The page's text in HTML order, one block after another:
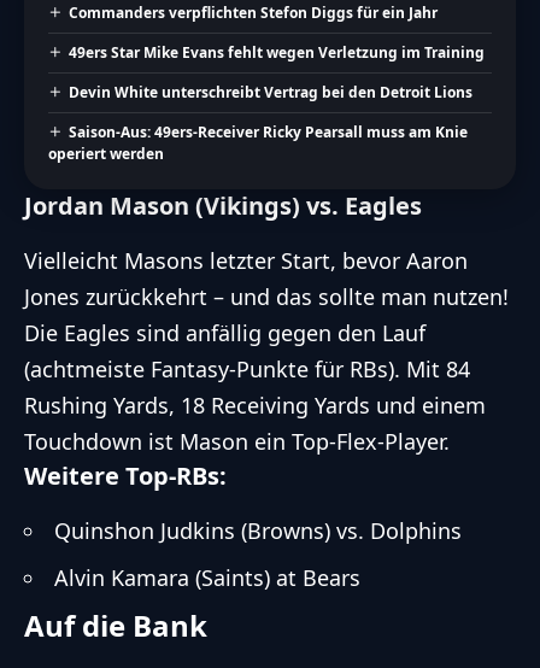
Commanders verpflichten Stefon Diggs für ein Jahr
49ers Star Mike Evans fehlt wegen Verletzung im Training
Devin White unterschreibt Vertrag bei den Detroit Lions
Saison-Aus: 49ers-Receiver Ricky Pearsall muss am Knie
operiert werden
Jordan Mason (Vikings) vs. Eagles
Vielleicht Masons letzter Start, bevor Aaron
Jones zurückkehrt – und das sollte man nutzen!
Die Eagles sind anfällig gegen den Lauf
(achtmeiste Fantasy-Punkte für RBs). Mit 84
Rushing Yards, 18 Receiving Yards und einem
Touchdown ist Mason ein Top-Flex-Player.
Weitere Top-RBs:
Quinshon Judkins (Browns) vs. Dolphins
Alvin Kamara (Saints) at Bears
Auf die Bank